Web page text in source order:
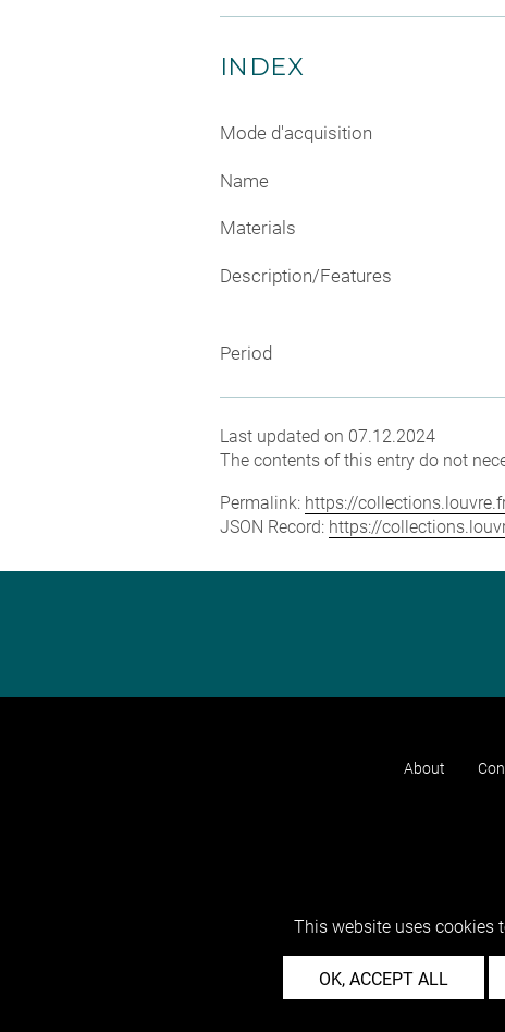
INDEX
Mode d'acquisition
Name
Materials
Description/Features
Period
Last updated on 07.12.2024
The contents of this entry do not
Permalink: https://
JSON Record: https://
About
This website uses cookies
OK, ACCEPT ALL